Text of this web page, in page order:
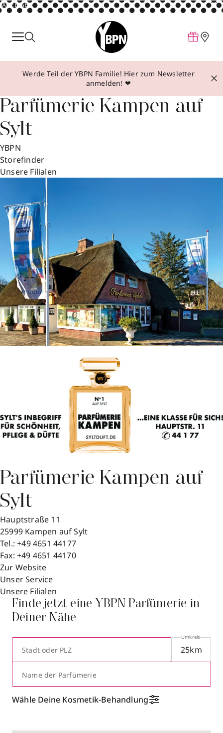
ANZEIGE
Parfum
Make-up
Behandlungen
Inspiration
Über YBPN
Aktionen
Storefinder
Werde Teil der YBPN Familie! Hier zum Newsletter
anmelden! ❤
Parfümerie Kampen auf
Sylt
YBPN
Storefinder
Unsere Filialen
Parfümerie Kampen auf
Sylt
Hauptstraße 11
25999 Kampen auf Sylt
Tel.:+49 4651 44177
Fax: +49 4651 44170
Zur Website
Unser Service
Unsere Filialen
Finde jetzt eine YBPN Parfümerie in
Deiner Nähe
Stadt oder PLZ
Umkreis
Name der Parfümerie
Wähle Deine Kosmetik-Behandlung